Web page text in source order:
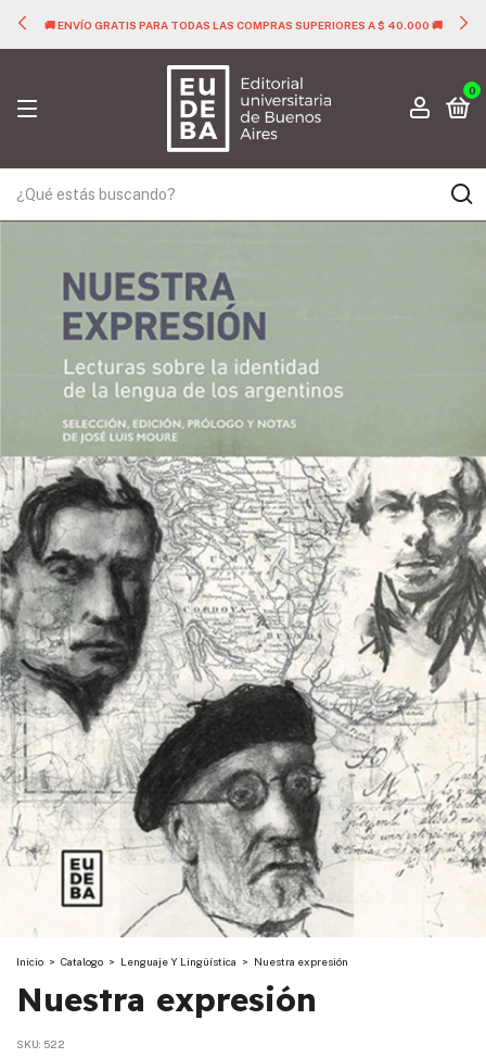
🚚 ENVÍO GRATIS PARA TODAS LAS COMPRAS SUPERIORES A $ 40.000 🚚
0
Inicio > Catalogo > Lenguaje Y Lingüística > Nuestra expresión
Nuestra expresión
SKU: 522